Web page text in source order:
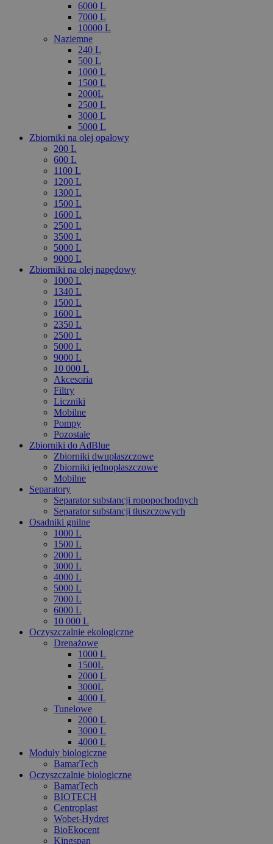
6000 L
7000 L
10000 L
Naziemne
240 L
500 L
1000 L
1500 L
2000L
2500 L
3000 L
5000 L
Zbiorniki na olej opałowy
200 L
600 L
1100 L
1200 L
1300 L
1500 L
1600 L
2500 L
3500 L
5000 L
9000 L
Zbiorniki na olej napędowy
1000 L
1340 L
1500 L
1600 L
2350 L
2500 L
5000 L
9000 L
10 000 L
Akcesoria
Filtry
Liczniki
Mobilne
Pompy
Pozostałe
Zbiorniki do AdBlue
Zbiorniki dwupłaszczowe
Zbiorniki jednopłaszczowe
Mobilne
Separatory
Separator substancji ropopochodnych
Separator substancji tłuszczowych
Osadniki gnilne
1000 L
1500 L
2000 L
3000 L
4000 L
5000 L
7000 L
6000 L
10 000 L
Oczyszczalnie ekologiczne
Drenażowe
1000 L
1500L
2000 L
3000L
4000 L
Tunelowe
2000 L
3000 L
4000 L
Moduły biologiczne
BamarTech
Oczyszczalnie biologiczne
BamarTech
BIOTECH
Centroplast
Wobet-Hydret
BioEkocent
Kingspan